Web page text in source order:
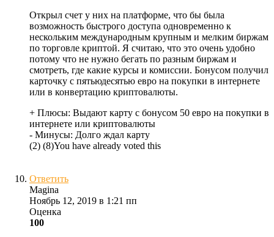
Открыл счет у них на платформе, что бы была
возможность быстрого доступа одновременно к
нескольким международным крупным и мелким биржам
по торговле криптой. Я считаю, что это очень удобно
потому что не нужно бегать по разным биржам и
смотреть, где какие курсы и комиссии. Бонусом получил
карточку с пятьюдесятью евро на покупки в интернете
или в конвертацию криптовалюты.
+ Плюсы: Выдают карту с бонусом 50 евро на покупки в
интернете или криптовалюты
- Минусы: Долго ждал карту
(2) (8)You have already voted this
Ответить
Magina
Ноябрь 12, 2019 в 1:21 пп
Оценка
100